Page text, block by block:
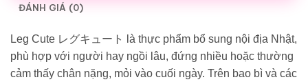
ĐÁNH GIÁ (0)
Leg Cute レグキュート là thực phẩm bổ sung nội địa Nhật,
phù hợp với người hay ngồi lâu, đứng nhiều hoặc thường
cảm thấy chân nặng, mỏi vào cuối ngày. Trên bao bì và các